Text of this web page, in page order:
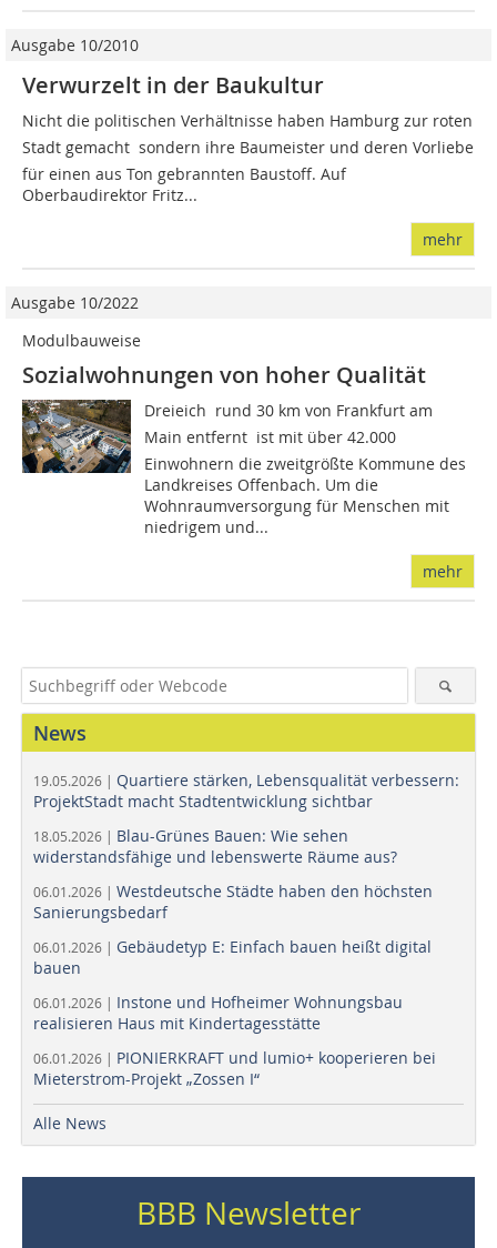
Ausgabe 10/2010
Verwurzelt in der Baukultur
Nicht die politischen Verhältnisse haben Hamburg zur roten
Stadt gemacht  sondern ihre Baumeister und deren Vorliebe
für einen aus Ton gebrannten Baustoff. Auf
Oberbaudirektor Fritz...
mehr
Ausgabe 10/2022
Modulbauweise
Sozialwohnungen von hoher Qualität
Dreieich  rund 30 km von Frankfurt am
Main entfernt  ist mit über 42.000
Einwohnern die zweitgrößte Kommune des
Landkreises Offenbach. Um die
Wohnraumversorgung für Menschen mit
niedrigem und...
mehr
News
19.05.2026 | Quartiere stärken, Lebensqualität verbessern:
ProjektStadt macht Stadtentwicklung sichtbar
18.05.2026 | Blau-Grünes Bauen: Wie sehen
widerstandsfähige und lebenswerte Räume aus?
06.01.2026 | Westdeutsche Städte haben den höchsten
Sanierungsbedarf
06.01.2026 | Gebäudetyp E: Einfach bauen heißt digital
bauen
06.01.2026 | Instone und Hofheimer Wohnungsbau
realisieren Haus mit Kindertagesstätte
06.01.2026 | PIONIERKRAFT und lumio+ kooperieren bei
Mieterstrom-Projekt „Zossen I“
Alle News
BBB Newsletter